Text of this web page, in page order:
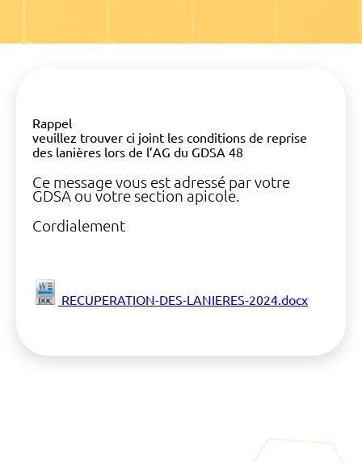
Rappel
veuillez trouver ci joint les conditions de reprise
des lanières lors de l’AG du GDSA 48
Ce message vous est adressé par votre
GDSA ou votre section apicole.
Cordialement
RECUPERATION-DES-LANIERES-2024.docx